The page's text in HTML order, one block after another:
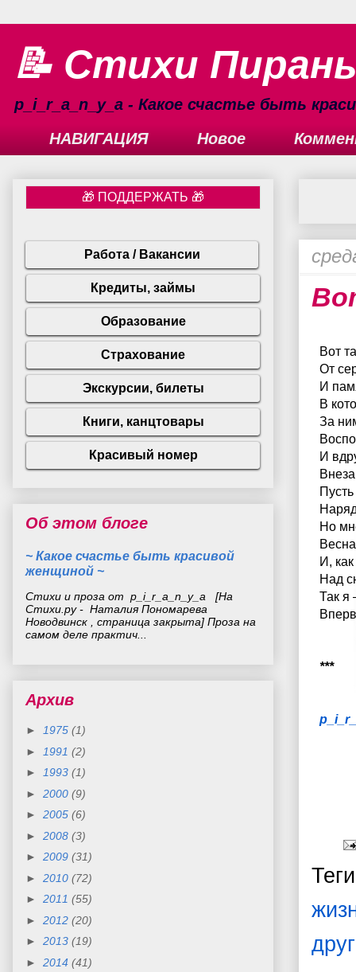
📝 Стихи
p_i_r_a_n_y_a - Какое счастье быть
НАВИГАЦИЯ
Новое
Вот
От
И
В
За
И
Но
И,
Над
Так я
***
Об этом блоге
~ Какое счастье быть красивой
женщиной ~
Стихи и проза от p_i_r_a_n_y_a [На
Стихи.ру - Наталия Пономарева
Новодвинск , страница закрыта] Проза на
самом деле практич...
Архив
► 1975 (1)
►
1991 (2)
►
1993 (1)
► 2000 (9)
► 2005 (6)
► 2008 (3)
► 2009 (31)
► 2010 (72)
► 2011 (55)
► 2012 (20)
► 2013 (19)
► 2014 (41)